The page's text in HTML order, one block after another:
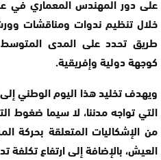
خلال تنظيم ندوات ومناقشات
طريق تحدد على المدى المتوسط
كوجهة دولية وإفريقية.
ويهدف تخليد هذا اليوم الوطني إلى
التي تواجه مدننا، لا سيما ضغوط
من الإشكاليات المتعلقة بحركة
العيش، بالإضافة إلى ارتفاع تكلفة